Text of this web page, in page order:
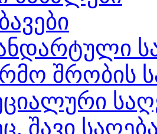
შრობის
შავი